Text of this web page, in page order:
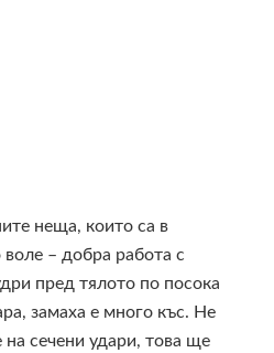
неща, които са в
– добра работа с
пред тялото по посока
замаха е много къс. Не
на сечени удари, това ще